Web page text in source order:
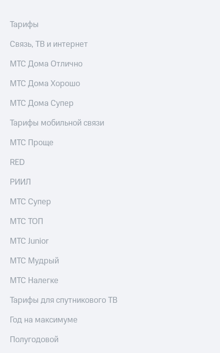
Тарифы
Связь, ТВ и интернет
МТС Дома Отлично
МТС Дома Хорошо
МТС Дома Супер
Тарифы мобильной связи
МТС Проще
RED
РИИЛ
МТС Супер
МТС ТОП
МТС Junior
МТС Мудрый
МТС Налегке
Тарифы для спутникового ТВ
Год на максимуме
Полугодовой